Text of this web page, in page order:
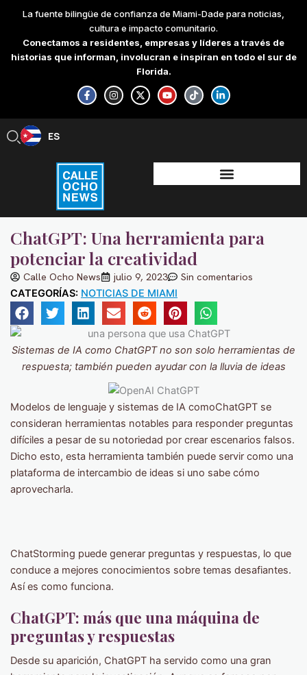
content
La fuente bilingüe de confianza de Miami-Dade para noticias,
cultura e impacto comunitario.
Conectamos a residentes, empresas y líderes a través de
historias que informan, involucran e inspiran en todo el sur de
Florida.
F
a
c
e
-
f
I
n
s
t
X
-
t
w
Y
o
u
t
T
i
k
t
L
i
n
k
-
i
n
ES
EN
ChatGPT: Una herramienta para
potenciar la creatividad
Calle Ocho News julio 9, 2023 Sin comentarios
CATEGORÍAS: NOTICIAS DE MIAMI
Sistemas de IA como ChatGPT no son solo herramientas de
respuesta; también pueden ayudar con la lluvia de ideas
Modelos de lenguaje y sistemas de IA comoChatGPT se
consideran herramientas notables para responder preguntas
difíciles a pesar de su notoriedad por crear escenarios falsos.
Dicho esto, esta herramienta también puede servir como una
plataforma de intercambio de ideas si uno sabe cómo
aprovecharla.
ChatStorming puede generar preguntas y respuestas, lo que
conduce a mejores conocimientos sobre temas desafiantes.
Así es como funciona.
ChatGPT: más que una máquina de
preguntas y respuestas
Desde su aparición, ChatGPT ha servido como una gran